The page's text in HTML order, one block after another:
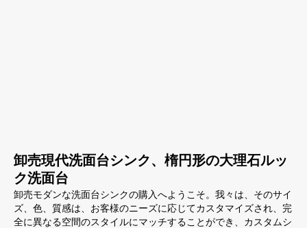
卸売現代洗面台シンク、楕円形の大理石ルッ
ク洗面台
卸売モダンな洗面台シンクの購入へようこそ。我々は、そのサイ
ズ、色、質感は、お客様のニーズに応じてカスタマイズされ、完
全に異なる空間のスタイルにマッチすることができ、カスタムシ